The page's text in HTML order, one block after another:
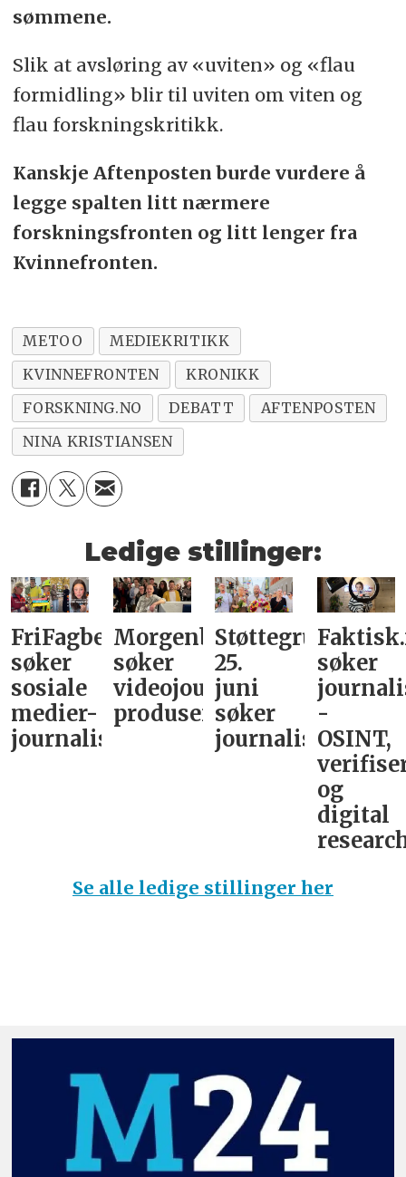
sømmene.
Slik at avsløring av «uviten» og «flau
formidling» blir til uviten om viten og
flau forskningskritikk.
Kanskje Aftenposten burde vurdere å
legge spalten litt nærmere
forskningsfronten og litt lenger fra
Kvinnefronten.
METOO
MEDIEKRITIKK
KVINNEFRONTEN
KRONIKK
FORSKNING.NO
DEBATT
AFTENPOSTEN
NINA KRISTIANSEN
Ledige stillinger:
FriFagbevegelse
søker
sosiale
medier-
journalist
Morgenbladet
søker
videojournalist/podkast-
produsent
Støttegruppa
25.
juni
søker
journalist
søker
-
OSINT,
og
digital
Se alle ledige stillinger her